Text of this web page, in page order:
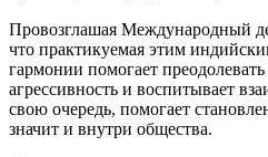
Провозглашая Международный
что практикуемая этим
гармонии помогает
агрессивность и воспитывает
свою очередь, помогает
значит и внутри общества.